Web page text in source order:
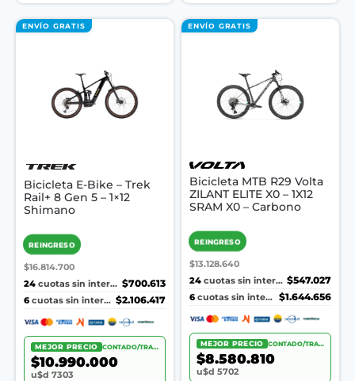
ENVÍO GRATIS
Bicicleta E-Bike – Trek
Rail+ 8 Gen 5 – 1×12
Shimano
REINGRESO
$16.814.700
24 cuotas sin interés
$700.613
6 cuotas sin interés $2.106.417
MEJOR PRECIO CONTADO/TRANSF.
$10.990.000
u$d 7303
ENVÍO GRATIS
Bicicleta MTB R29 Volta
ZILANT ELITE X0 – 1X12
SRAM X0 – Carbono
REINGRESO
$13.128.640
24 cuotas sin interés
$547.027
6 cuotas sin interés $1.644.656
MEJOR PRECIO CONTADO/TRANSF.
$8.580.810
u$d 5702